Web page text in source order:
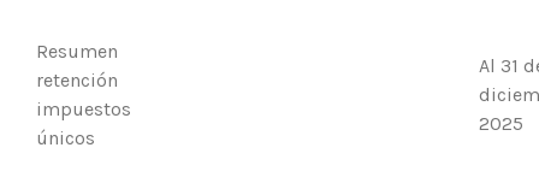
Resumen
retención
impuestos
únicos
Al 31
2025